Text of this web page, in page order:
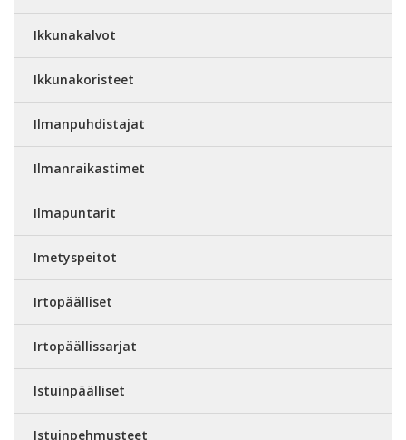
Ikkunakalvot
Ikkunakoristeet
Ilmanpuhdistajat
Ilmanraikastimet
Ilmapuntarit
Imetyspeitot
Irtopäälliset
Irtopäällissarjat
Istuinpäälliset
Istuinpehmusteet